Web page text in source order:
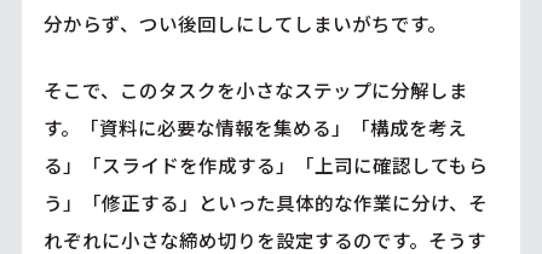
分からず、つい後回しにしてしまいがちです。
そこで、このタスクを小さなステップに分解しま
す。「資料に必要な情報を集める」「構成を考え
る」「スライドを作成する」「上司に確認してもら
う」「修正する」といった具体的な作業に分け、そ
れぞれに小さな締め切りを設定するのです。そうす